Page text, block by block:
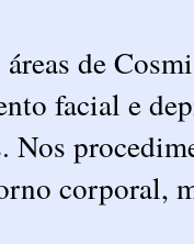
de
facial e
Nos
corporal,